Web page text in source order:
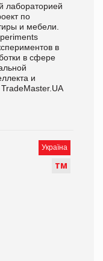
лабораторией
по
и мебели.
в
в сфере
и
Україна
ТМ